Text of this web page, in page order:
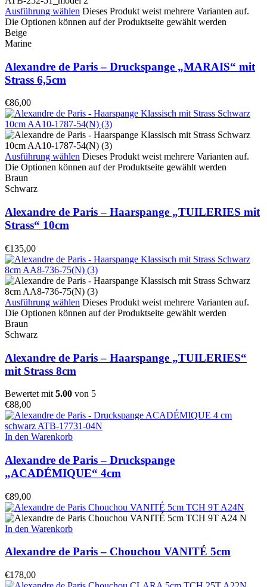
Ausführung wählen Dieses Produkt weist mehrere Varianten auf.
Die Optionen können auf der Produktseite gewählt werden
Beige
Marine
Alexandre de Paris – Druckspange „MARAIS“ mit
Strass 6,5cm
€86,00
Ausführung wählen Dieses Produkt weist mehrere Varianten auf.
Die Optionen können auf der Produktseite gewählt werden
Braun
Schwarz
Alexandre de Paris – Haarspange „TUILERIES mit
Strass“ 10cm
€135,00
Ausführung wählen Dieses Produkt weist mehrere Varianten auf.
Die Optionen können auf der Produktseite gewählt werden
Braun
Schwarz
Alexandre de Paris – Haarspange „TUILERIES“
mit Strass 8cm
Bewertet mit 5.00 von 5
€88,00
In den Warenkorb
Alexandre de Paris – Druckspange
„ACADÉMIQUE“ 4cm
€89,00
In den Warenkorb
Alexandre de Paris – Chouchou VANITÉ 5cm
€178,00